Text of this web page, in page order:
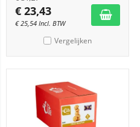
€ 23,43
€25,54 Incl. BTW
Vergelijken